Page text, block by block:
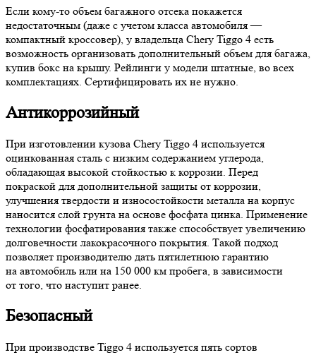
Если кому-то объем багажного отсека покажется
недостаточным (даже с учетом класса автомобиля —
компактный кроссовер), у владельца Chery Tiggo 4 есть
возможность организовать дополнительный объем для багажа,
купив бокс на крышу. Рейлинги у модели штатные, во всех
комплектациях. Сертифицировать их не нужно.
Антикоррозийный
При изготовлении кузова Chery Tiggo 4 используется
оцинкованная сталь с низким содержанием углерода,
обладающая высокой стойкостью к коррозии. Перед
покраской для дополнительной защиты от коррозии,
улучшения твердости и износостойкости металла на корпус
наносится слой грунта на основе фосфата цинка. Применение
технологии фосфатирования также способствует увеличению
долговечности лакокрасочного покрытия. Такой подход
позволяет производителю дать пятилетнюю гарантию
на автомобиль или на 150 000 км пробега, в зависимости
от того, что наступит ранее.
Безопасный
При производстве Tiggo 4 используется пять сортов